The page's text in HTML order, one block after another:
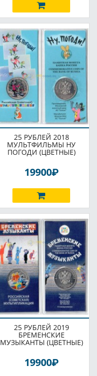
25 РУБЛЕЙ 2018
МУЛЬТФИЛЬМЫ НУ
ПОГОДИ (ЦВЕТНЫЕ)
19900P
25 РУБЛЕЙ 2019
БРЕМЕНСКИЕ
МУЗЫКАНТЫ (ЦВЕТНЫЕ)
19900P